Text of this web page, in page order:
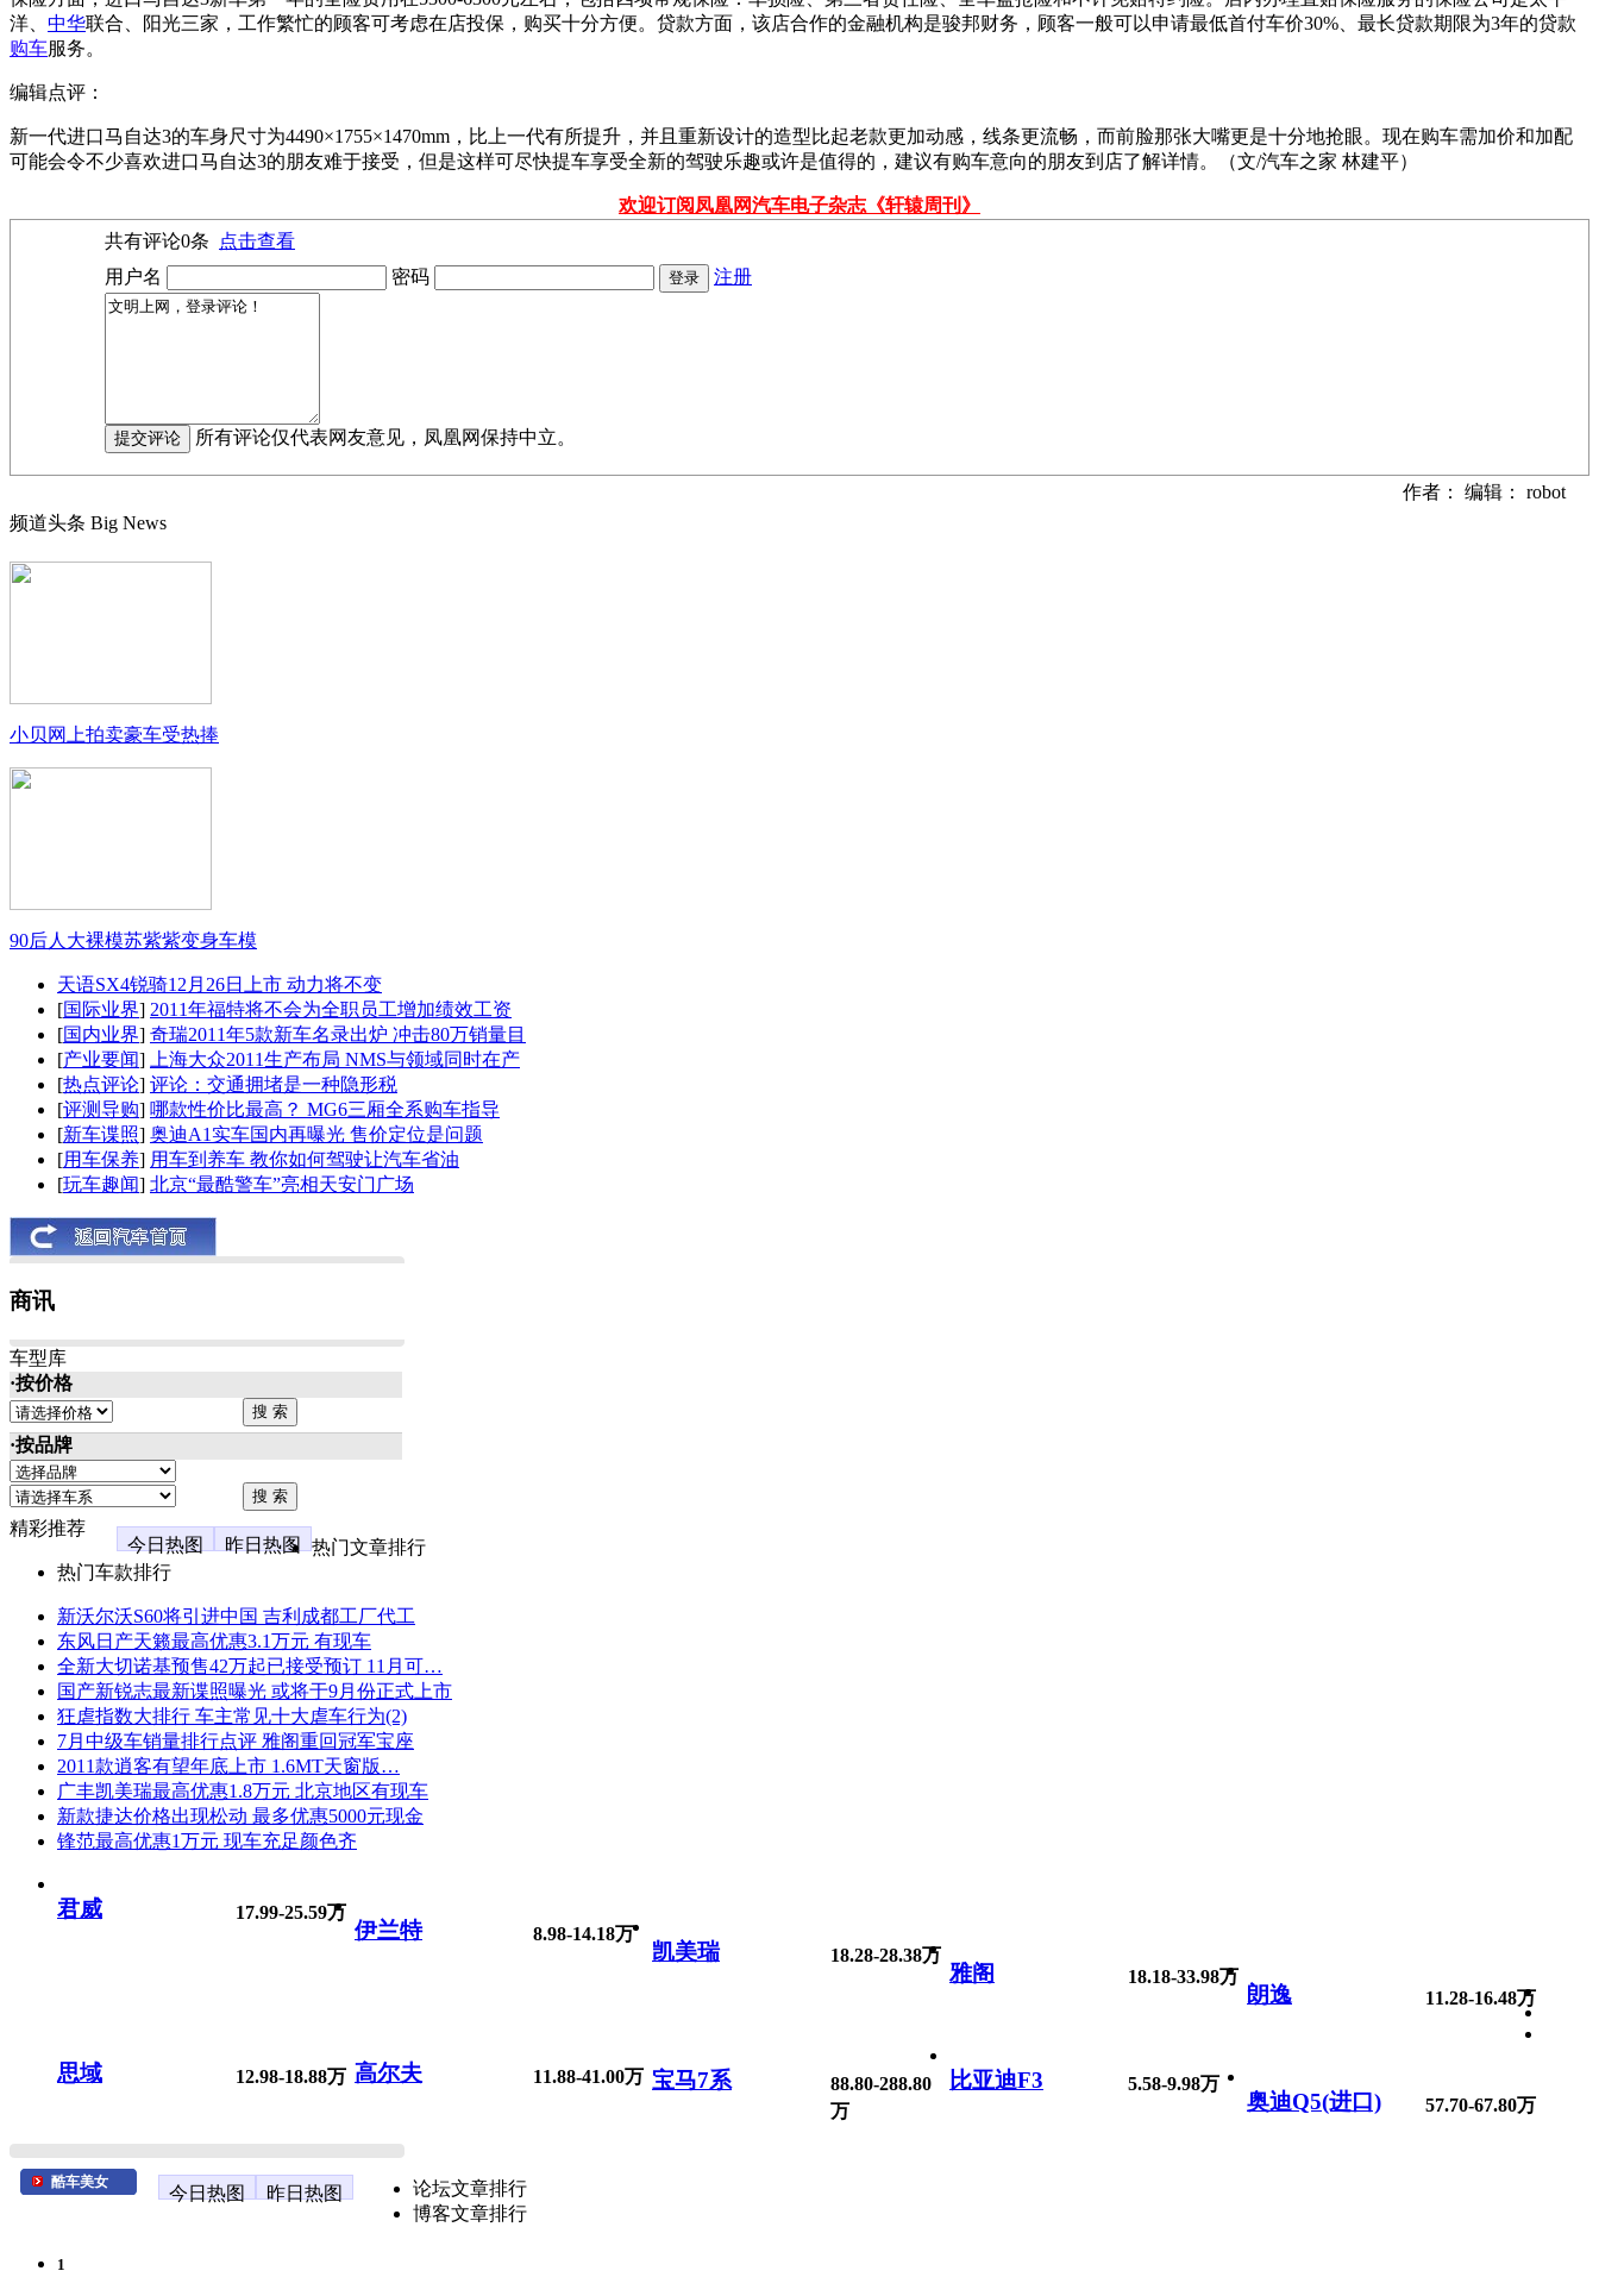
洋、 中华联合、阳光三家，工作繁忙的顾客可考虑在店投保，购买十分方便。贷款方面，该店合作的金融机构是骏邦财务，顾客一般可以申请最低首付车价30%、最长贷款期限为3年的贷款
购车服务。
编辑点评：
新一代进口马自达3的车身尺寸为4490×1755×1470mm，比上一代有所提升，并且重新设计的造型比起老款更加动感，线条更流畅，而前脸那张大嘴更是十分地抢眼。现在购车需加价和加配
可能会令不少喜欢进口马自达3的朋友难于接受，但是这样可尽快提车享受全新的驾驶乐趣或许是值得的，建议有购车意向的朋友到店了解详情。（文/汽车之家 林建平）
欢迎订阅凤凰网汽车电子杂志《轩辕周刊》
共有评论0条
点击查看
用户名
密码 注册
所有评论仅代表网友意见，凤凰网保持中立。
作者： 编辑： robot
频道头条 Big News
小贝网上拍卖豪车受热捧
90后人大裸模苏紫紫变身车模
天语SX4锐骑12月26日上市 动力将不变
[国际业界] 2011年福特将不会为全职员工增加绩效工资
[国内业界] 奇瑞2011年5款新车名录出炉 冲击80万销量目
[产业要闻]
上海大众2011生产布局 NMS与领域同时在产
[热点评论] 评论：交通拥堵是一种隐形税
[评测导购] 哪款性价比最高？ MG6三厢全系购车指导
[新车谍照] 奥迪A1实车国内再曝光 售价定位是问题
[用车保养] 用车到养车 教你如何驾驶让汽车省油
[玩车趣闻] 北京“最酷警车”亮相天安门广场
商讯
车型库
·按价格
·按品牌
精彩推荐
今日热图
昨日热图
热门文章排行
热门车款排行
新沃尔沃S60将引进中国 吉利成都工厂代工
东风日产天籁最高优惠3.1万元 有现车
全新大切诺基预售42万起已接受预订 11月可…
国产新锐志最新谍照曝光 或将于9月份正式上市
狂虐指数大排行 车主常见十大虐车行为(2)
7月中级车销量排行点评 雅阁重回冠军宝座
2011款逍客有望年底上市 1.6MT天窗版…
广丰凯美瑞最高优惠1.8万元 北京地区有现车
新款捷达价格出现松动 最多优惠5000元现金
锋范最高优惠1万元 现车充足颜色齐
君威 17.99-25.59万
伊兰特 8.98-14.18万
凯美瑞 18.28-28.38万
雅阁 18.18-33.98万
朗逸 11.28-16.48万
思域 12.98-18.88万 高尔夫 11.88-41.00万 宝马7系
88.80-288.80
万
比亚迪F3 5.58-9.98万
奥迪Q5(进口) 57.70-67.80万
酷车美女
今日热图 昨日热图
论坛文章排行
博客文章排行
1